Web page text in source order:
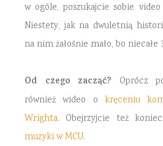
w ogóle, poszukajcie sobie
Niestety, jak na dwuletnią
na nim żałośnie mało, bo niecałe
Od czego zacząć? Oprócz
również wideo o kręceniu
Wrighta. Obejrzyjcie też
muzyki w MCU.